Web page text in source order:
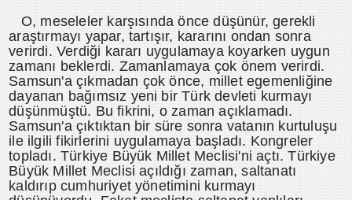
O, meseleler karşısında önce düşünür, gerekli
araştırmayı yapar, tartışır, kararını ondan sonra
verirdi. Verdiği kararı uygulamaya koyarken uygun
zamanı beklerdi. Zamanlamaya çok önem verirdi.
Samsun'a çıkmadan çok önce, millet egemenliğine
dayanan bağımsız yeni bir Türk devleti kurmayı
düşünmüştü. Bu fikrini, o zaman açıklamadı.
Samsun'a çıktıktan bir süre sonra vatanın kurtuluşu
ile ilgili fikirlerini uygulamaya başladı. Kongreler
topladı. Türkiye Büyük Millet Meclisi'ni açtı. Türkiye
Büyük Millet Meclisi açıldığı zaman, saltanatı
kaldırıp cumhuriyet yönetimini kurmayı